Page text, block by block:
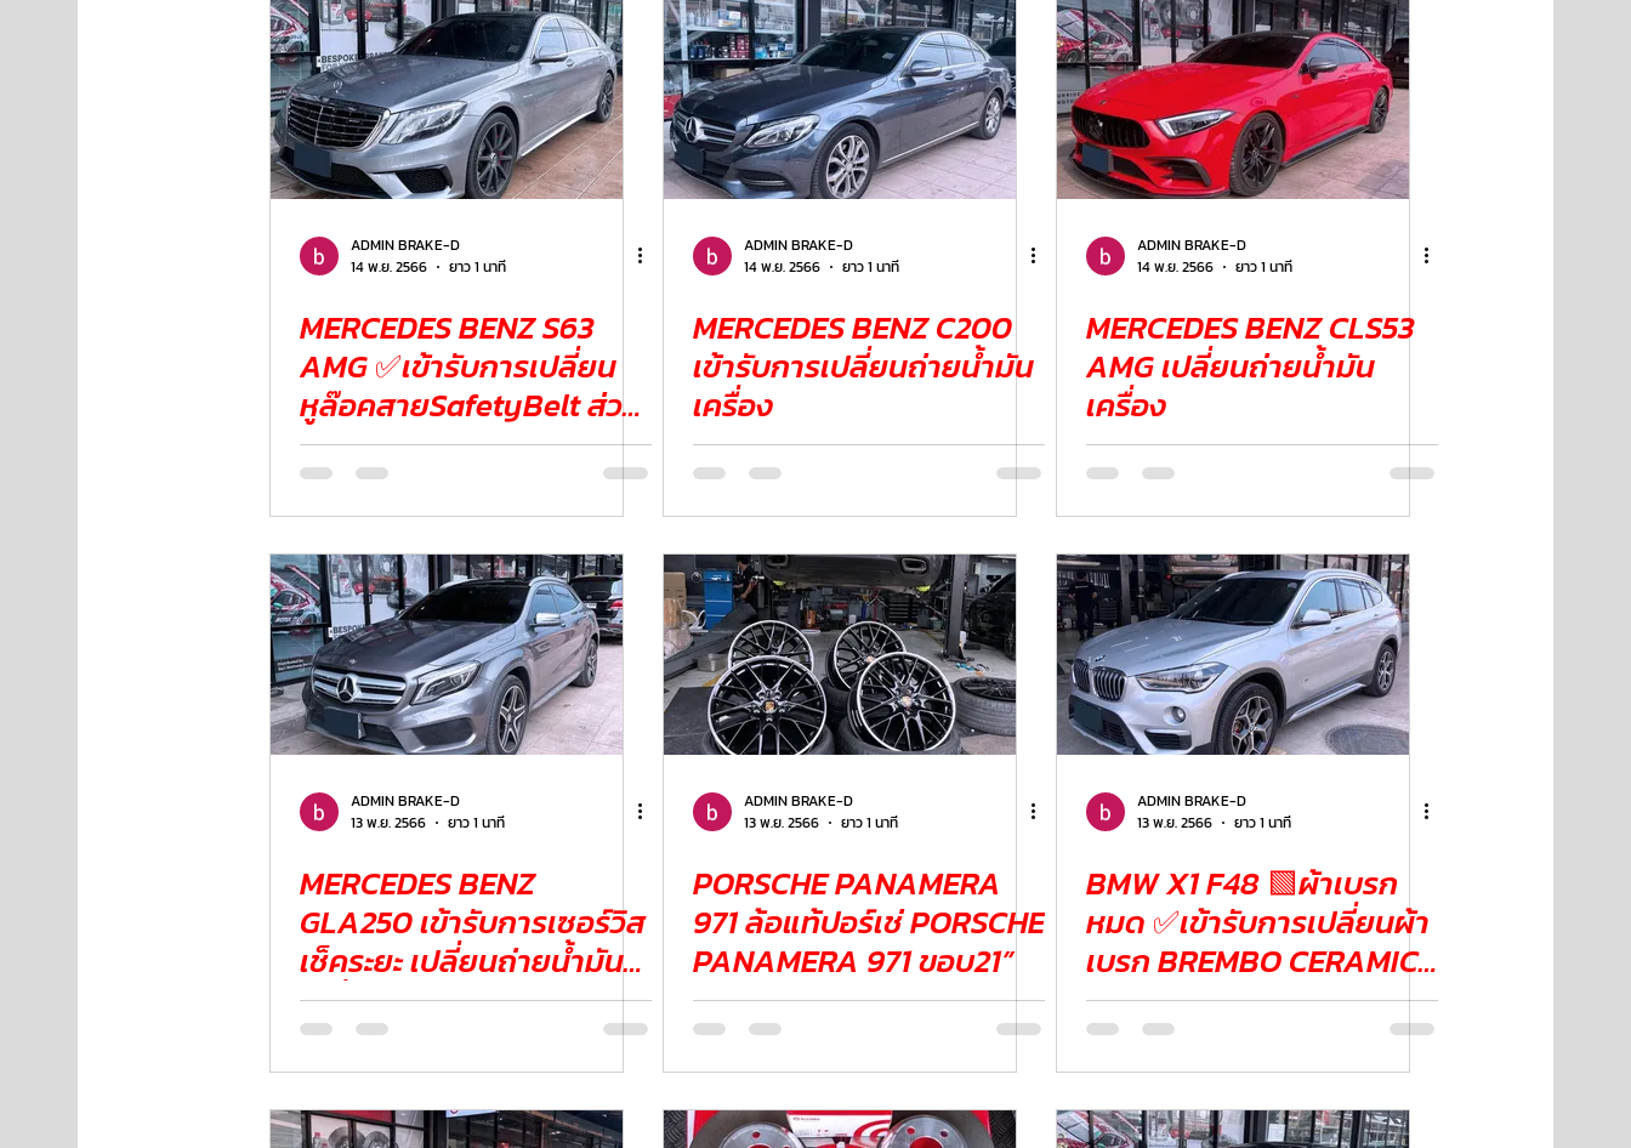
ADMIN BRAKE-D
14 พ.ย. 2566
ยาว 1 นาที
MERCEDES BENZ S63
AMG ✅เข้ารับการเปลี่ยน
หูล๊อคสายSafetyBelt ส่วน
ของเบาะหลัง
ADMIN BRAKE-D
14 พ.ย. 2566
ยาว 1 นาที
MERCEDES BENZ C200
เข้ารับการเปลี่ยนถ่ายน้ำมัน
เครื่อง
ADMIN BRAKE-D
14 พ.ย. 2566
ยาว 1 นาที
MERCEDES BENZ CLS53
AMG เปลี่ยนถ่ายน้ำมัน
เครื่อง
ADMIN BRAKE-D
13 พ.ย. 2566
ยาว 1 นาที
MERCEDES BENZ
GLA250 เข้ารับการเซอร์วิส
เช็คระยะ เปลี่ยนถ่ายน้ำมัน
เครื่อง
ADMIN BRAKE-D
13 พ.ย. 2566
ยาว 1 นาที
PORSCHE PANAMERA
971 ล้อแท้ปอร์เช่ PORSCHE
PANAMERA 971 ขอบ21”
ADMIN BRAKE-D
13 พ.ย. 2566
ยาว 1 นาที
BMW X1 F48 🟩ผ้าเบรก
หมด ✅เข้ารับการเปลี่ยนผ้า
เบรก BREMBO CERAMIC
BRAKE